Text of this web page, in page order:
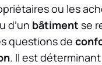
ou les
d’un bâtiment se
questions de
. Il est